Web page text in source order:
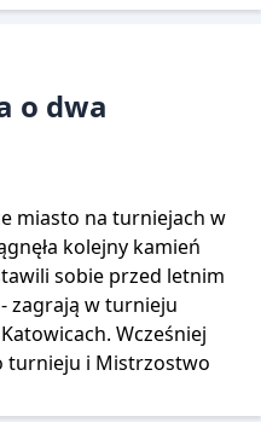
o dwa
miasto na turniejach w
kolejny kamień
sobie przed letnim
zagrają w turnieju
Wcześniej
turnieju i Mistrzostwo